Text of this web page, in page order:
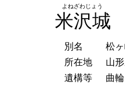
米沢城
別名
松
所在地
山
遺構等
曲
よねざわじょう